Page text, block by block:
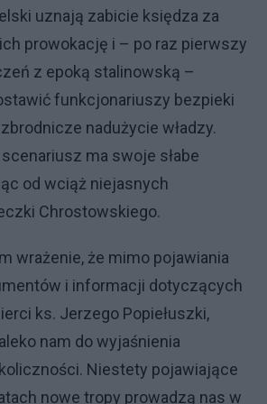
uznają zabicie księdza za
prowokację i – po raz pierwszy
z epoką stalinowską –
funkcjonariuszy bezpieki
nadużycie władzy.
ma swoje słabe
od wciąż niejasnych
Chrostowskiego.
wrażenie, że mimo pojawiania
i informacji dotyczących
ks. Jerzego Popiełuszki,
nam do wyjaśnienia
Niestety pojawiające
nowe tropy prowadzą nas w